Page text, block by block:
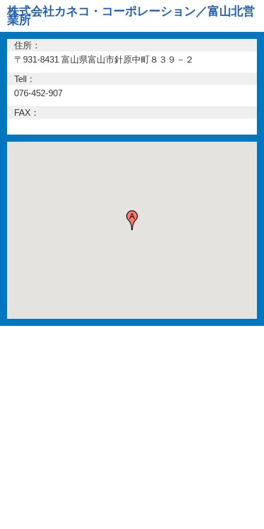
株式会社カネコ・コーポレーション／富山北営
業所
住所：
〒931-8431 富山県富山市針原中町８３９－２
Tell：
076-452-907
FAX：